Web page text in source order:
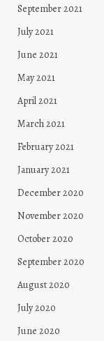
September 2021
July 2021
June 2021
May 2021
April 2021
March 2021
February 2021
January 2021
December 2020
November 2020
October 2020
September 2020
August 2020
July 2020
June 2020